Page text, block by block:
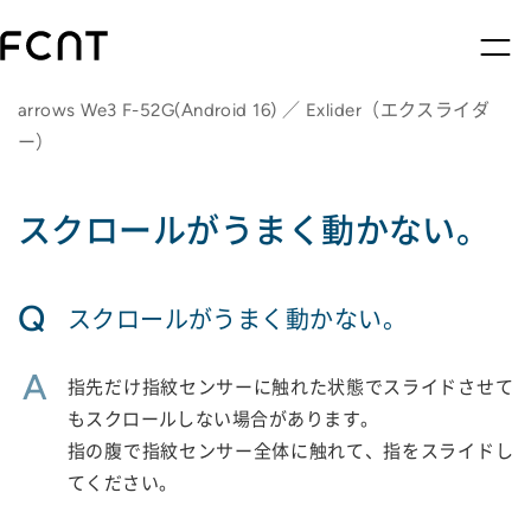
arrows We3 F-52G(Android 16) ／ Exlider（エクスライダ
ー）
スクロールがうまく動かない。
Q スクロールがうまく動かない。
A
指先だけ指紋センサーに触れた状態でスライドさせて
もスクロールしない場合があります。
指の腹で指紋センサー全体に触れて、指をスライドし
てください。